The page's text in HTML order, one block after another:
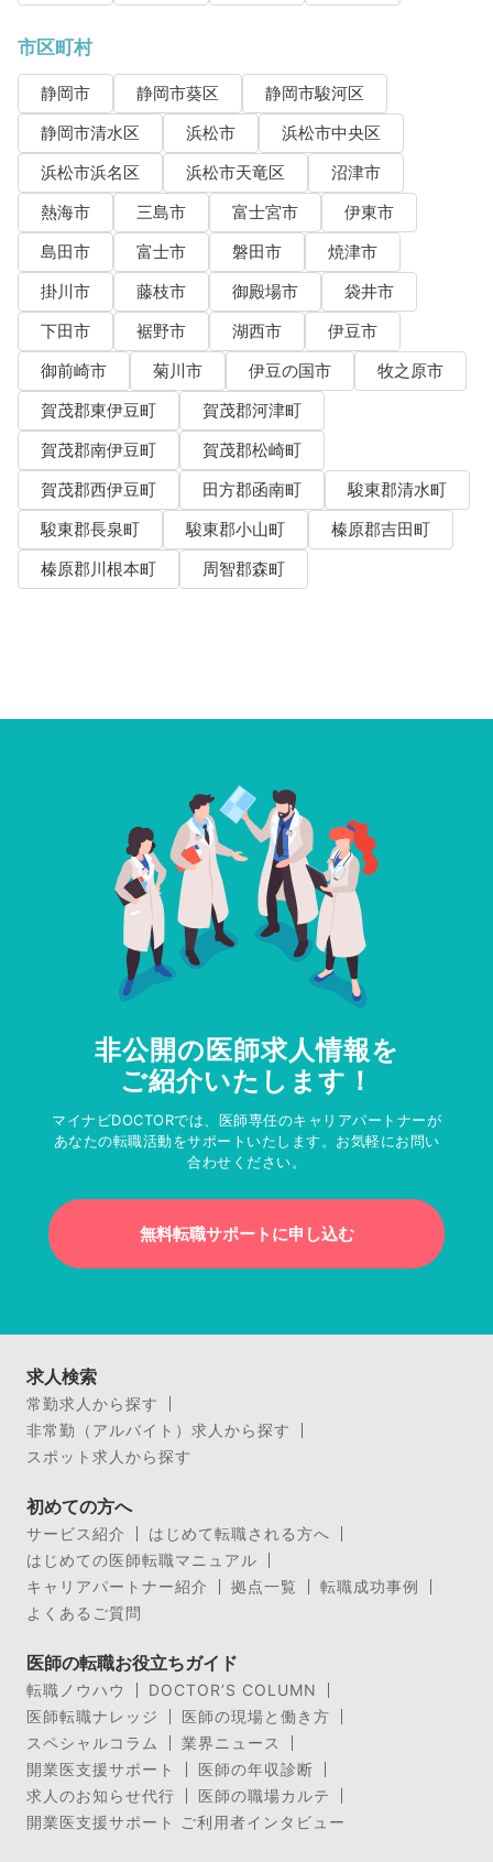
市区町村
静岡市 静岡市葵区
静岡市駿河区
静岡市清水区
浜松市
浜松市中央区
浜松市浜名区
浜松市天竜区
沼津市
熱海市
三島市 富士宮市
伊東市
島田市
富士市 磐田市
焼津市
掛川市
藤枝市 御殿場市
袋井市
下田市
裾野市 湖西市
伊豆市
御前崎市
菊川市 伊豆の国市
牧之原市
賀茂郡東伊豆町
賀茂郡河津町
賀茂郡南伊豆町
賀茂郡松崎町
賀茂郡西伊豆町
田方郡函南町
駿東郡清水町
駿東郡長泉町
駿東郡小山町
榛原郡吉田町
榛原郡川根本町
周智郡森町
非公開の医師求人情報を
ご紹介いたします！
マイナビDOCTORでは、医師専任のキャリアパートナーが
あなたの転職活動をサポートいたします。お気軽にお問い
合わせください。
無料転職サポートに申し込む
求人検索
常勤求人から探す
非常勤（アルバイト）求人から探す
スポット求人から探す
初めての方へ
サービス紹介
はじめて転職される方へ
はじめての医師転職マニュアル
キャリアパートナー紹介
拠点一覧
転職成功事例
よくあるご質問
医師の転職お役立ちガイド
転職ノウハウ
DOCTOR’S COLUMN
医師転職ナレッジ
医師の現場と働き方
スペシャルコラム
業界ニュース
開業医支援サポート
医師の年収診断
求人のお知らせ代行
医師の職場カルテ
開業医支援サポート ご利用者インタビュー